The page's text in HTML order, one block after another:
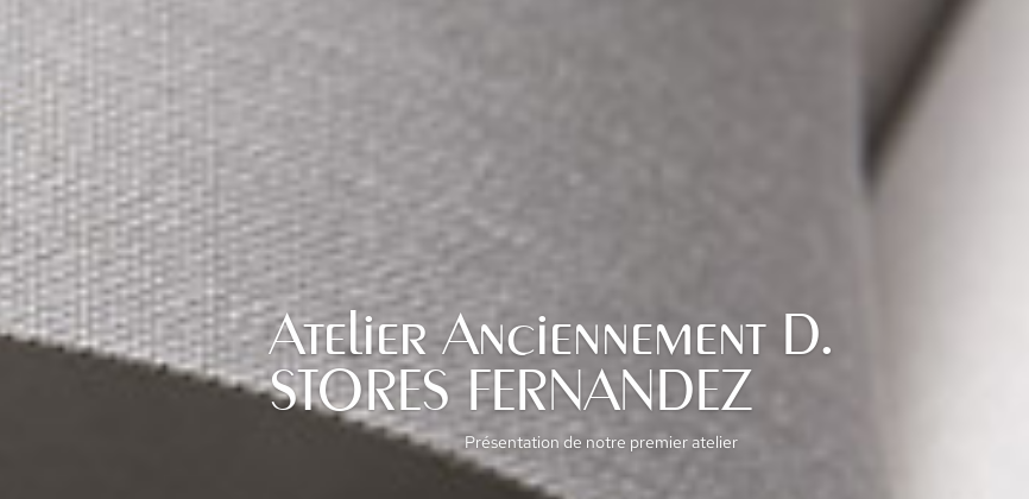
Atelier Anciennement D.
STORES FERNANDEZ
Présentation de notre premier atelier